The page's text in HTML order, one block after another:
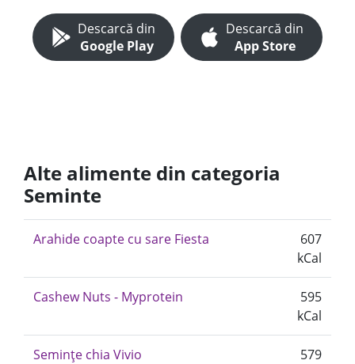
Descarcă din
Google Play
Descarcă din
App Store
Alte alimente din categoria
Seminte
Arahide coapte cu sare Fiesta
607
kCal
Cashew Nuts - Myprotein
595
kCal
Semințe chia Vivio
579